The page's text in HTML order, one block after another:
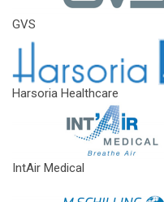
GVS
Harsoria Healthcare
IntAir Medical